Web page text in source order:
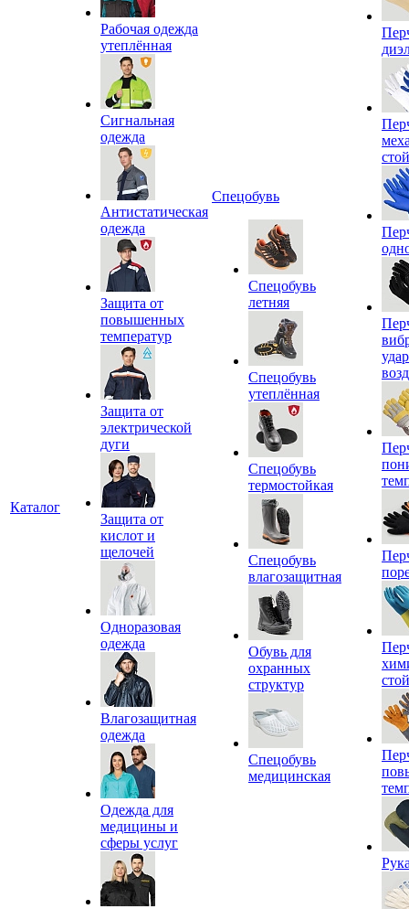
Каталог
Рабочая одежда
утеплённая
Сигнальная
одежда
Антистатическая
одежда
Защита от
повышенных
температур
Защита от
электрической
дуги
Защита от
кислот и
щелочей
Одноразовая
одежда
Влагозащитная
одежда
Одежда для
медицины и
сферы услуг
Спецобувь
Спецобувь
летняя
Спецобувь
утеплённая
Спецобувь
термостойкая
Спецобувь
влагозащитная
Обувь для
охранных
структур
Спецобувь
медицинская